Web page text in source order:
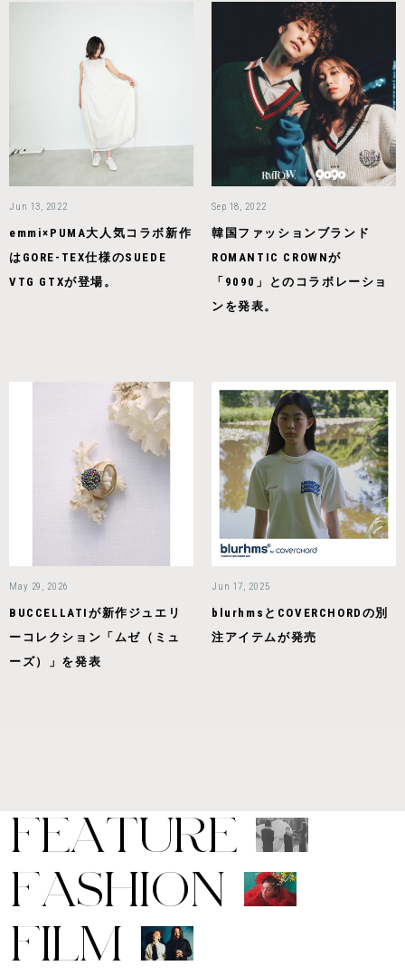
Jun 13, 2022
emmi×PUMA大人気コラボ新作
はGORE-TEX仕様のSUEDE
VTG GTXが登場。
Sep 18, 2022
韓国ファッションブランド
ROMANTIC CROWNが
「9090」とのコラボレーショ
ンを発表。
May 29, 2026
BUCCELLATIが新作ジュエリ
ーコレクション「ムゼ（ミュ
ーズ）」を発表
Jun 17, 2025
blurhmsとCOVERCHORDの別
注アイテムが発売
FEATURE
FASHION
FILM